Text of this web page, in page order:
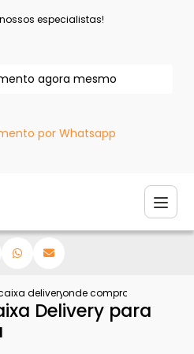
especialistas!
agora mesmo
por Whatsapp
delivery hamburguer
onde compro caixa
Delivery para